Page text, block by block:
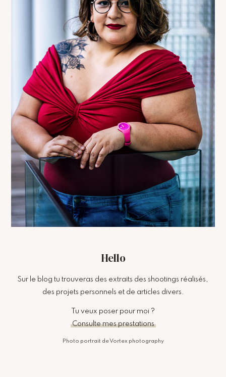
Hello
Sur le blog tu trouveras des extraits des shootings réalisés,
des projets personnels et de articles divers.
Tu veux poser pour moi ?
Consulte mes prestations
Photo portrait de Vortex photography